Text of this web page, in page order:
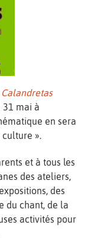
Calandretas
31 mai à
en sera
».
et à tous les
des ateliers,
des
du chant, de la
activités pour